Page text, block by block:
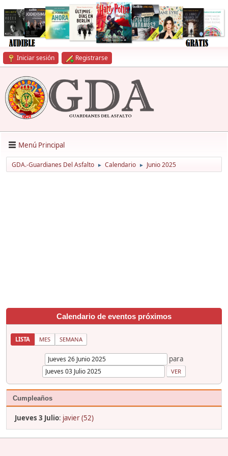
Iniciar sesión Registrarse
Menú Principal
GDA.-Guardianes Del Asfalto ► Calendario ► Junio 2025
Calendario de eventos próximos
LISTA MES SEMANA
para
Cumpleaños
Jueves 3 Julio: javier (52)